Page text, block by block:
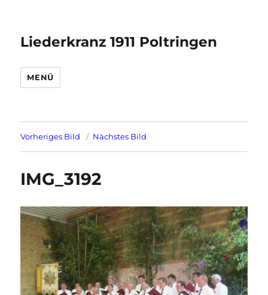
Liederkranz 1911 Poltringen
MENÜ
Vorheriges Bild Nächstes Bild
IMG_3192